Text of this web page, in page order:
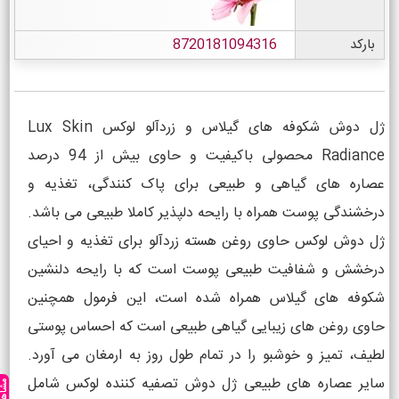
بارکد 8720181094316
ژل دوش شکوفه های گیلاس و زردآلو لوکس Lux Skin
Radiance محصولی باکیفیت و حاوی بیش از 94 درصد
عصاره های گیاهی و طبیعی برای پاک کنندگی، تغذیه و
درخشندگی پوست همراه با رایحه دلپذیر کاملا طبیعی می باشد.
ژل دوش لوکس حاوی روغن هسته زردآلو برای تغذیه و احیای
درخشش و شفافیت طبیعی پوست است که با رایحه دلنشین
شکوفه های گیلاس همراه شده است، این فرمول همچنین
حاوی روغن های زیبایی گیاهی طبیعی است که احساس پوستی
لطیف، تمیز و خوشبو را در تمام طول روز به ارمغان می آورد.
سایر عصاره های طبیعی ژل دوش تصفیه کننده لوکس شامل